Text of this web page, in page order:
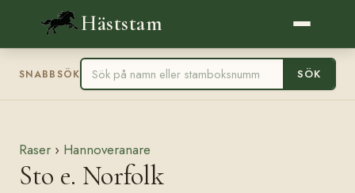
Häststam
SNABBSÖK SÖK
Raser › Hannoveranare
Sto e. Norfolk